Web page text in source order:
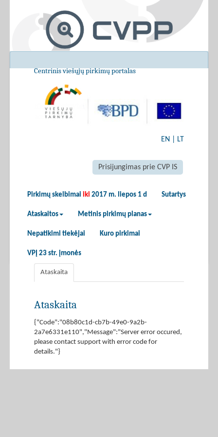
Centrinis viešųjų pirkimų portalas
EN LT
Prisijungimas prie CVP IS
Pirkimų skelbimai iki 2017 m. liepos 1 d Sutartys
Ataskaitos Metinis pirkimų planas
Nepatikimi tiekėjai Kuro pirkimai
VPĮ 23 str. įmonės
Ataskaita
Ataskaita
{"Code":"08b80c1d-cb7b-49e0-9a2b-
2a7e6331e110","Message":"Server error occured,
please contact support with error code for
details."}